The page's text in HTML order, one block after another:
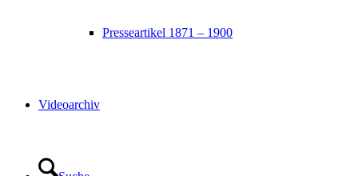
Presseartikel 1871 – 1900
Videoarchiv